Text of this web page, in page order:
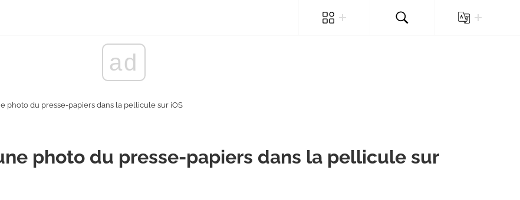
ad
photo du presse-papiers dans la pellicule sur iOS
photo du presse-papiers dans la pellicule sur